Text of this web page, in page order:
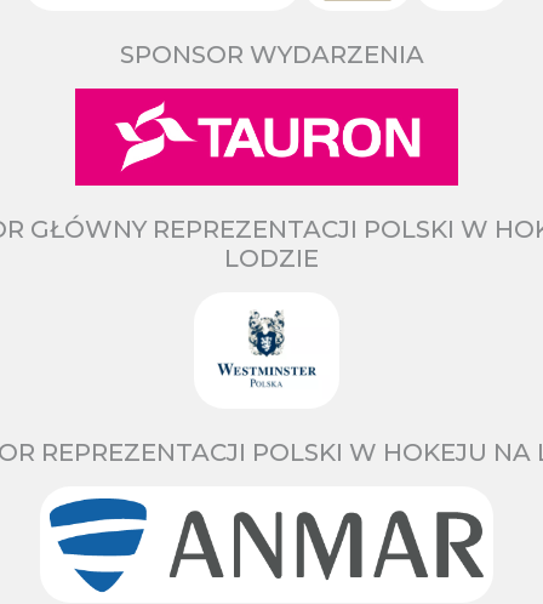
SPONSOR WYDARZENIA
GŁÓWNY REPREZENTACJI POLSKI W
LODZIE
REPREZENTACJI POLSKI W HOKEJU NA